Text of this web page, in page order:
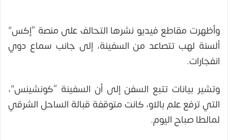
وأظهرت مقاطع فيديو نشرها التحالف على منصة “إكس”
ألسنة لهب تتصاعد من السفينة، إلى جانب سماع دوي
انفجارات.
وتشير بيانات تتبع السفن إلى أن السفينة “كونشينس”،
التي ترفع علم بالاو، كانت متوقفة قبالة الساحل الشرقي
لمالطا صباح اليوم.